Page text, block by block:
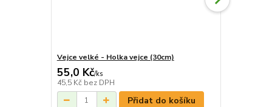
Vejce velké - Holka vejce (30cm)
55,0 Kč/ks
45,5 Kč bez DPH
Přidat do košíku